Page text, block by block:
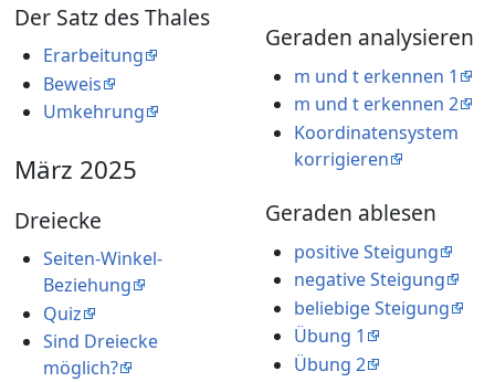
Der Satz des Thales
Erarbeitung
Beweis
Umkehrung
März 2025
Dreiecke
Seiten-Winkel-
Beziehung
Quiz
Sind Dreiecke
möglich?
Geraden analysieren
m und t erkennen 1
m und t erkennen 2
Koordinatensystem
korrigieren
Geraden ablesen
positive Steigung
negative Steigung
beliebige Steigung
Übung 1
Übung 2